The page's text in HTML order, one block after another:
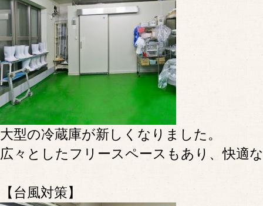
大型の冷蔵庫が新しくなりました。
広々としたフリースペースもあり、快適
【台風対策】